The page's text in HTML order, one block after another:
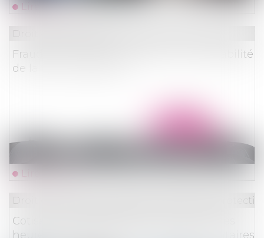
Lire la suite
Fraude aux droits de l’assureur et recevabilité
de la tierce opposition
Droit des assurances
Cotisations salariales et patronales sur les
heures supplémentaires et complémentaires
Droit du travail - Employeurs Droit de la